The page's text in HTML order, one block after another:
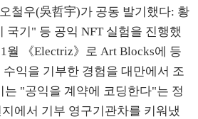
철우(吳哲宇)가 공동 발기했다: 황
국기" 등 공익 NFT 실험을 진행했
월 《Electriz》로 Art Blocks에 등
익을 기부한 경험을 대만에서 조
는 "공익을 계약에 코딩한다"는 정
에서 기부 영구기관차를 키워냈